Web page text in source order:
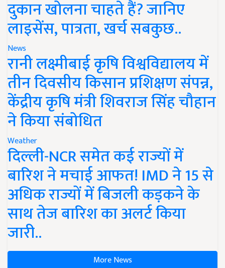
दुकान खोलना चाहते हैं? जानिए
लाइसेंस, पात्रता, खर्च सबकुछ..
News
रानी लक्ष्मीबाई कृषि विश्वविद्यालय में
तीन दिवसीय किसान प्रशिक्षण संपन्न,
केंद्रीय कृषि मंत्री शिवराज सिंह चौहान
ने किया संबोधित
Weather
दिल्ली-NCR समेत कई राज्यों में
बारिश ने मचाई आफत! IMD ने 15 से
अधिक राज्यों में बिजली कड़कने के
साथ तेज बारिश का अलर्ट किया
जारी..
More News